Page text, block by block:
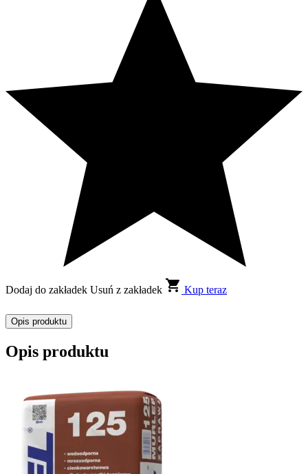
Dodaj do zakładek Usuń z zakładek Kup teraz
Opis produktu
Opis produktu